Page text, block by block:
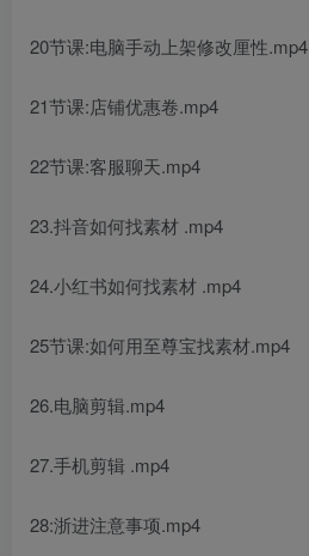
20节课:电脑手动上架修改厘性.mp4
21节课:店铺优惠卷.mp4
22节课:客服聊天.mp4
23.抖音如何找素材 .mp4
24.小红书如何找素材 .mp4
25节课:如何用至尊宝找素材.mp4
26.电脑剪辑.mp4
27.手机剪辑 .mp4
28:浙进注意事项.mp4